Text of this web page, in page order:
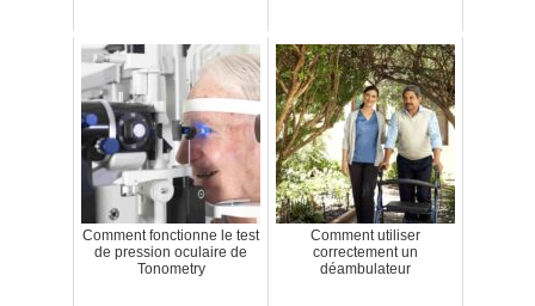
Comment fonctionne le test
de pression oculaire de
Tonometry
Comment utiliser
correctement un
déambulateur